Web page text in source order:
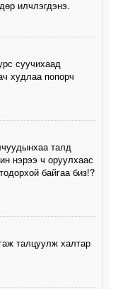
илчлэгдэнэ.
суучихаад
худлаа попорч
талд
нэрээ ч оруулхаас
байгаа биз!?
талцуулж халтар